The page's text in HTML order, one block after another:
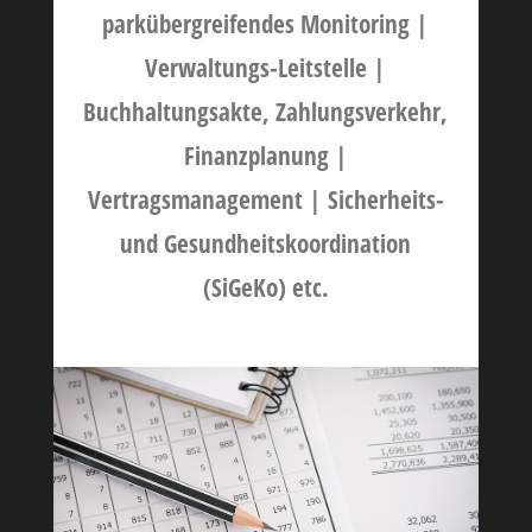
parkübergreifendes Monitoring |
Verwaltungs-Leitstelle |
Buchhaltungsakte, Zahlungsverkehr,
Finanzplanung |
Vertragsmanagement | Sicherheits-
und Gesundheitskoordination
(SiGeKo) etc.